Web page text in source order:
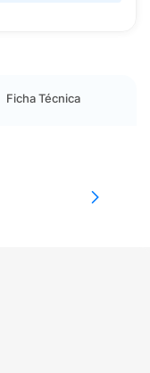
Ficha Técnica